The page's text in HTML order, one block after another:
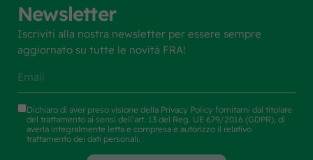
Newsletter
Iscriviti alla nostra newsletter per essere sempre
aggiornato su tutte le novità FRA!
Dichiaro di aver preso visione della Privacy Policy fornitami dal titolare
del trattamento ai sensi dell’art. 13 del Reg. UE 679/2016 (GDPR), di
averla integralmente letta e compresa e autorizzo il relativo
trattamento dei dati personali.